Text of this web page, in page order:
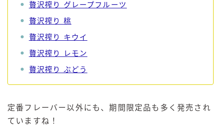
贅沢搾り グレープフルーツ
贅沢搾り 桃
贅沢搾り キウイ
贅沢搾り レモン
贅沢搾り ぶどう
定番フレーバー以外にも、期間限定品も多く発売され
ていますね！